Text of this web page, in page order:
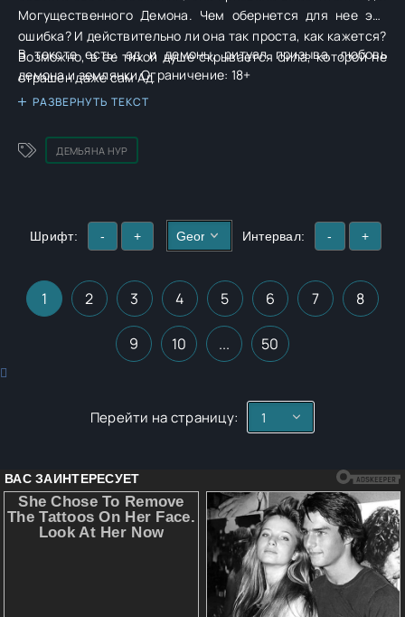
Могущественного Демона. Чем обернется для нее эта
ошибка? И действительно ли она так проста, как кажется?
Возможно, в ее тихой душе скрывается сила, которой не
страшен даже сам Ад.
В тексте есть: ад и демоны, ритуал призыва, любовь
демона и землянки Ограничение: 18+
РАЗВЕРНУТЬ ТЕКСТ
ДЕМЬЯНА НУР
Шрифт: - + Интервал: - +
1 2 3 4 5 6 7 8
9 10 ... 50
Перейти на страницу: